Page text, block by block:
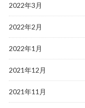
2022年3月
2022年2月
2022年1月
2021年12月
2021年11月